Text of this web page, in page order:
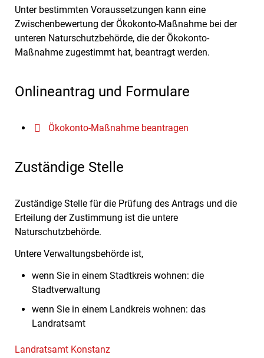
Unter bestimmten Voraussetzungen kann eine
Zwischenbewertung der Ökokonto-Maßnahme bei der
unteren Naturschutzbehörde, die der Ökokonto-
Maßnahme zugestimmt hat, beantragt werden.
Onlineantrag und Formulare
Ökokonto-Maßnahme beantragen
Zuständige Stelle
Zuständige Stelle für die Prüfung des Antrags und die
Erteilung der Zustimmung ist die untere
Naturschutzbehörde.
Untere Verwaltungsbehörde ist,
wenn Sie in einem Stadtkreis wohnen: die
Stadtverwaltung
wenn Sie in einem Landkreis wohnen: das
Landratsamt
Landratsamt Konstanz